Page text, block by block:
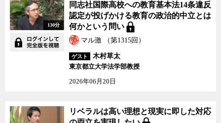
ェック無き外交の病理を断ち切る千載一遇のチャンスがめぐってく
る。しかし、今のところ外交政策や外務省のあり方が選挙の争点に
なる気配は全く見られない。残念ながらこれが今の日本の実情のよ
うだ。
今回は密約問題を入口に日本外交が抱える問題を河辺氏と議論し
た。また、国連の専門家でもある河辺氏に、民主党の国連中心主義
130分
同志社国際高校への教育基本法14条違反
認定が投げかける教育の政治的中立とは
何かという問い
マル激 （第1315回）
ゲスト
木村草太
東京都立大学法学部教授
2026年06月20日
リベラルは高い理想と現実に即した対応